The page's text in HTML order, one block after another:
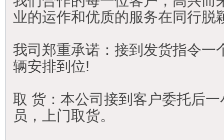
业的运作和优质的服务在同行脱
我司郑重承诺：接到发货指令一
辆安排到位!
取 货：本公司接到客户委托后
员，上门取货。